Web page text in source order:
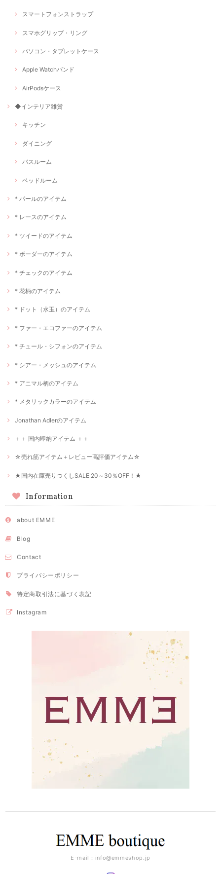
スマートフォンストラップ
スマホグリップ・リング
パソコン・タブレットケース
Apple Watchバンド
AirPodsケース
◆インテリア雑貨
キッチン
ダイニング
バスルーム
ベッドルーム
* パールのアイテム
* レースのアイテム
* ツイードのアイテム
* ボーダーのアイテム
* チェックのアイテム
* 花柄のアイテム
* ドット（水玉）のアイテム
* ファー・エコファーのアイテム
* チュール・シフォンのアイテム
* シアー・メッシュのアイテム
* アニマル柄のアイテム
* メタリックカラーのアイテム
Jonathan Adlerのアイテム
＋＋ 国内即納アイテム ＋＋
☆売れ筋アイテム＋レビュー高評価アイテム☆
★国内在庫売りつくしSALE 20～30％OFF！★
Information
about EMME
Blog
Contact
プライバシーポリシー
特定商取引法に基づく表記
Instagram
E-mail： info@emmeshop.jp